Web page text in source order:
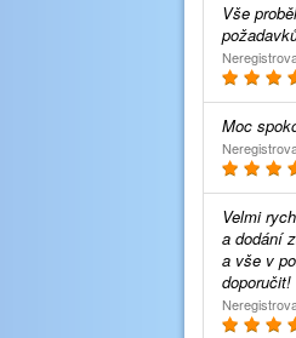
Vše proběhlo dle mých
Moc
Velmi rychlé vyřízení objednávky
a dodání
a vše v
doporučit!